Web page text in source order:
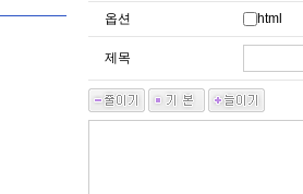
옵션 html
제목